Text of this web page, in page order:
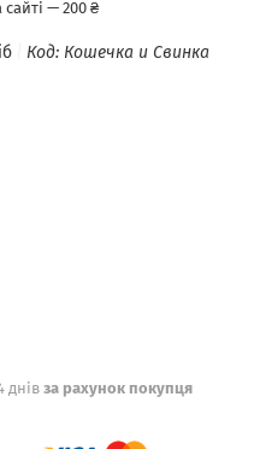
— 200 ₴
Код: Кошечка и Свинка
днів за рахунок покупця